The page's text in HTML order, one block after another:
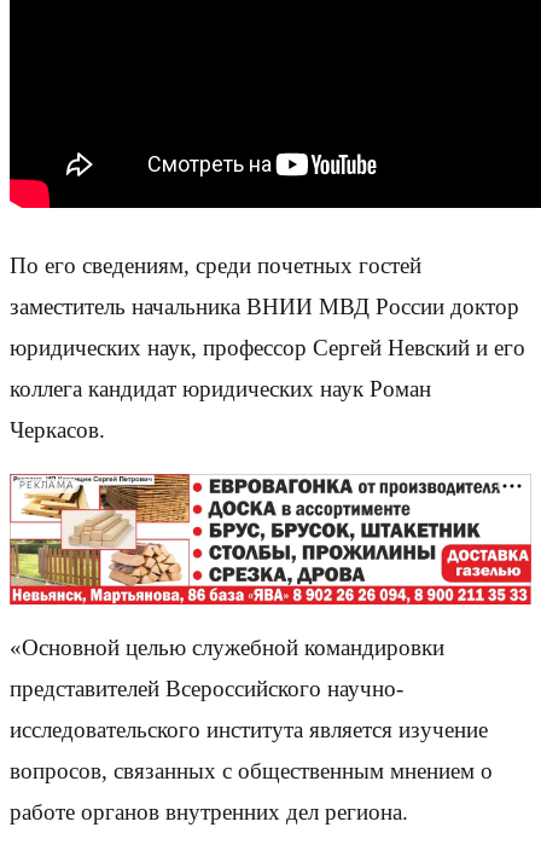
По его сведениям, среди почетных гостей
заместитель начальника ВНИИ МВД России доктор
юридических наук, профессор Сергей Невский и его
коллега кандидат юридических наук Роман
Черкасов.
РЕКЛАМА
«Основной целью служебной командировки
представителей Всероссийского научно-
исследовательского института является изучение
вопросов, связанных с общественным мнением о
работе органов внутренних дел региона.